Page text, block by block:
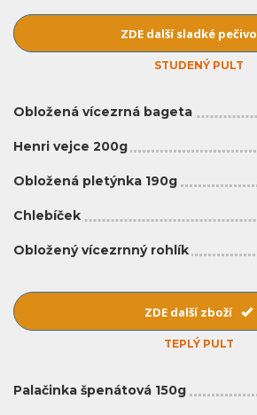
ZDE další sladké pečivo
STUDENÝ PULT
Obložená vícezrná bageta
Henri vejce 200g
Obložená pletýnka 190g
Chlebíček
Obložený vícezrnný rohlík
ZDE další zboží
TEPLÝ PULT
Palačinka špenátová 150g